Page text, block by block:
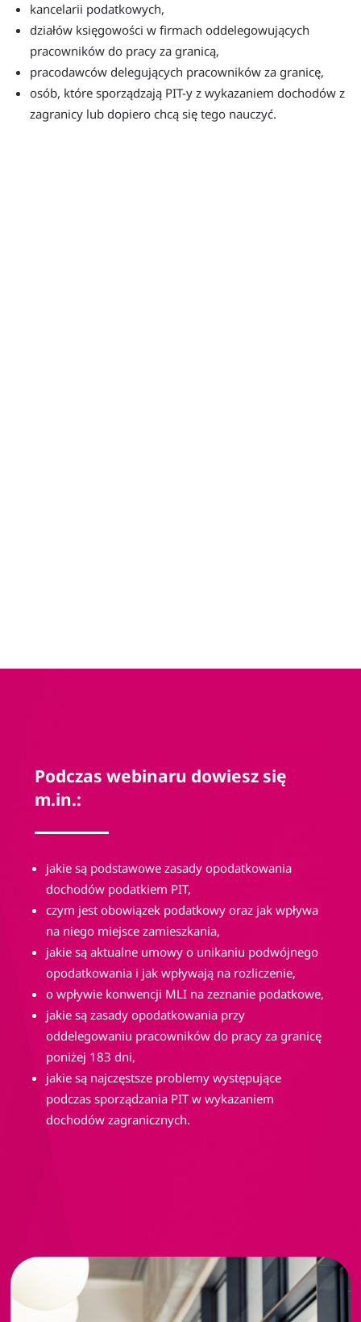
kancelarii podatkowych,
działów księgowości w firmach oddelegowujących
pracowników do pracy za granicą,
pracodawców delegujących pracowników za granicę,
osób, które sporządzają PIT-y z wykazaniem dochodów z
zagranicy lub dopiero chcą się tego nauczyć.
Podczas webinaru dowiesz się
m.in.:
jakie są podstawowe zasady opodatkowania
dochodów podatkiem PIT,
czym jest obowiązek podatkowy oraz jak wpływa
na niego miejsce zamieszkania,
jakie są aktualne umowy o unikaniu podwójnego
opodatkowania i jak wpływają na rozliczenie,
o wpływie konwencji MLI na zeznanie podatkowe,
jakie są zasady opodatkowania przy
oddelegowaniu pracowników do pracy za granicę
poniżej 183 dni,
jakie są najczęstsze problemy występujące
podczas sporządzania PIT w wykazaniem
dochodów zagranicznych.